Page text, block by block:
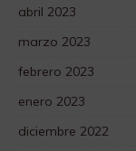
abril 2023
marzo 2023
febrero 2023
enero 2023
diciembre 2022